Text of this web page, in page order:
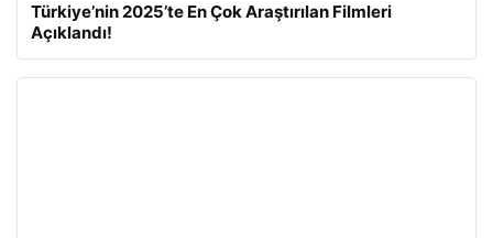
Türkiye’nin 2025’te En Çok Araştırılan Filmleri
Açıklandı!